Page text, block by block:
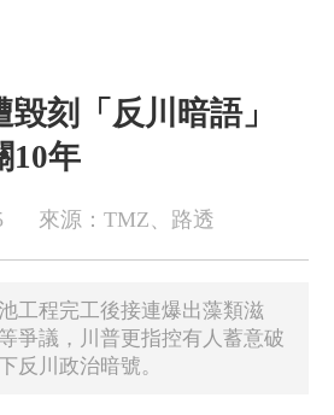
刻「反川暗語」
10年
來源：TMZ、路透
工程完工後接連爆出藻類滋
爭議，川普更指控有人蓄意破
反川政治暗號。